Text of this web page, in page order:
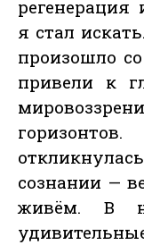
регенерация
я стал
произошло
привели к
сознании —
живём. В